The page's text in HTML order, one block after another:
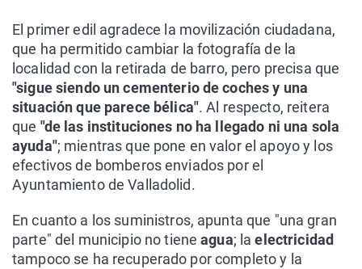
El primer edil agradece la movilización ciudadana,
que ha permitido cambiar la fotografía de la
localidad con la retirada de barro, pero precisa que
"sigue siendo un cementerio de coches y una
situación que parece bélica". Al respecto, reitera
que "de las instituciones no ha llegado ni una sola
ayuda"; mientras que pone en valor el apoyo y los
efectivos de bomberos enviados por el
Ayuntamiento de Valladolid.
En cuanto a los suministros, apunta que "una gran
parte" del municipio no tieneagua; laelectricidad
tampoco se ha recuperado por completo y la